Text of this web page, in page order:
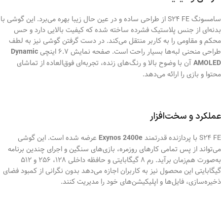
سامسونگ S24 FE از طراحی ساده و در عین حال زیبا بهره می‌برد. این گوشی با
بدنه‌ای از جنس پلاستیک فشرده ساخته شده که کیفیت بالایی دارد و حس
محکم و مقاومی را به کاربر منتقل می‌کند. در دست گرفتن گوشی نیز به لطف
طراحی منحنی لبه‌ها بسیار راحت است. صفحه نمایش 6.7 اینچی
Dynamic
AMOLEDآن با وضوح بالا و رنگ‌های زنده، تجربه‌ای فوق‌العاده از تماشای
محتوا و بازی را ارائه می‌دهد.
عملکرد و سخت‌افزار
S24 FE با پردازنده قدرتمند Exynos 2400e عرضه شده است. این گوشی
می‌تواند از پس تمامی کارهای روزمره، بازی‌های سنگین و اجرای چندین برنامه
به‌صورت هم‌زمان برآید. رم 8 گیگابایتی و حافظه داخلی 128، 256 و 512
گیگابایتی این محصول نیز به‌ کاربران اجازه می‌دهد بدون نگرانی از کمبود فضای
ذخیره‌سازی، فایل‌ها و اپلیکیشن‌های خود را مدیریت کنند.